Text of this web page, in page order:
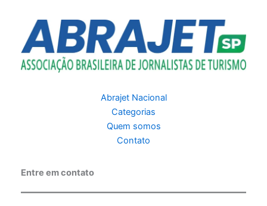
Abrajet Nacional
Categorias
Quem somos
Contato
Entre em contato